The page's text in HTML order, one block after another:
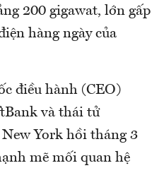
200 gigawat, lớn gấp
hàng ngày của
điều hành (CEO)
và thái tử
York hồi tháng 3
mẽ mối quan hệ